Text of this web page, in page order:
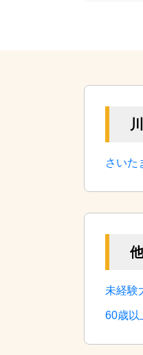
さいた
未経験
60歳以